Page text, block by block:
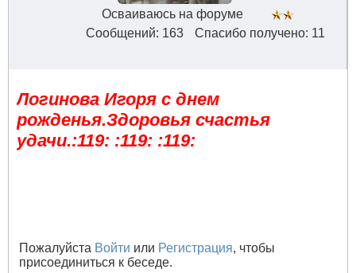
Осваиваюсь на форуме
Сообщений: 163
Спасибо получено: 11
Логинова Игоря с днем
рожденья.Здоровья счастья
удачи.:119: :119: :119:
Пожалуйста Войти или Регистрация, чтобы
присоединиться к беседе.